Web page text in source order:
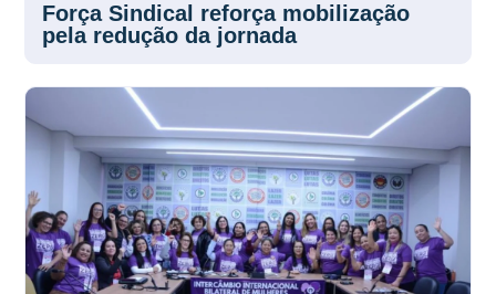
Força Sindical reforça mobilização
pela redução da jornada